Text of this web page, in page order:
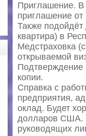
Приглашение. В
приглашение от
Также подойдёт
квартира) в
Медстраховка
открываемой
Подтверждение
копии.
Справка с
предприятия,
оклад. Будет
долларов США.
руководящих